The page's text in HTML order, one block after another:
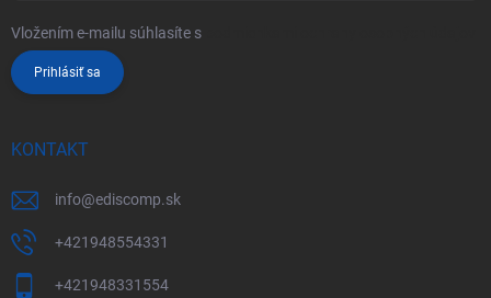
Vložením e-mailu súhlasíte s
Prihlásiť sa
KONTAKT
info@ediscomp.sk
+421948554331
+421948331554